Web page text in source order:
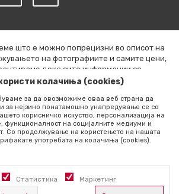
што е можно попрецизни во описот на
на фотографиите и самите цени,
дека сите информации се
Сите артикли прикажани на сајтот се
на производите можете да ја
+389 76 444 490
одNB SOFT. Сите права
колачиња (cookies)
за да овозможиме оваа веб страна да
за нејзино понатамошно унапредување се со
корисничко искуство, персонализација на
функционалност на социјалните медиуми и
Со продолжување на користењето на нашата
употребата на колачиња (cookies).
Статистика Маркетинг